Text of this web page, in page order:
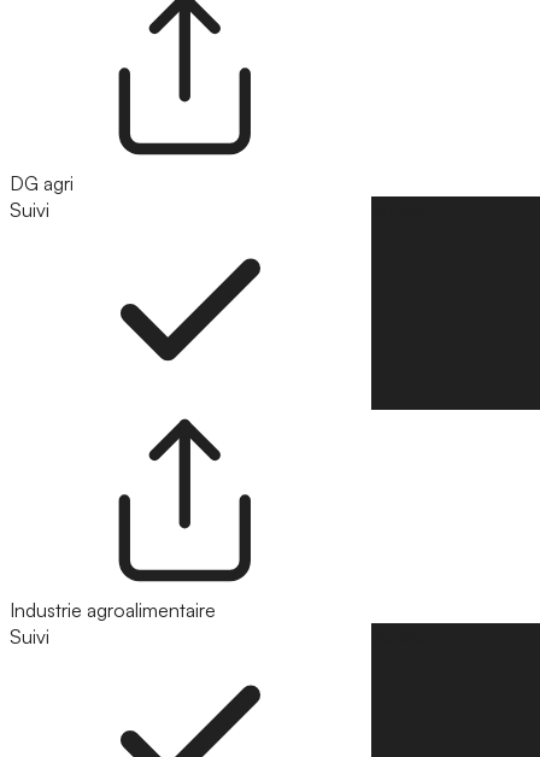
DG agri
Suivi
Industrie agroalimentaire
Suivi